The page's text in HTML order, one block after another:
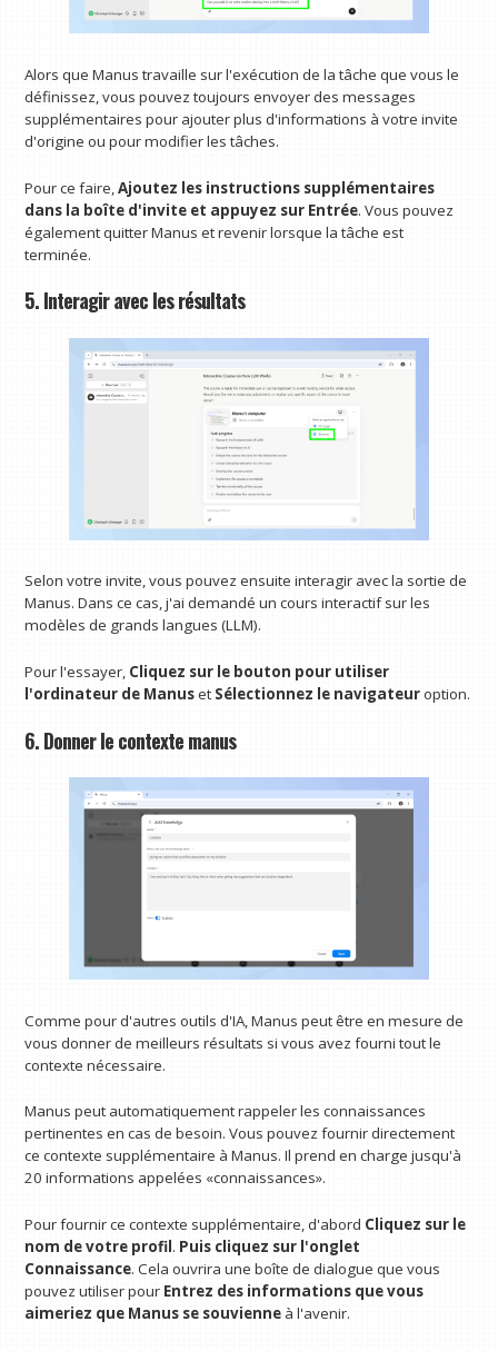
Alors que Manus travaille sur l'exécution de la tâche que vous le
définissez, vous pouvez toujours envoyer des messages
supplémentaires pour ajouter plus d'informations à votre invite
d'origine ou pour modifier les tâches.
Pour ce faire,Ajoutez les instructions supplémentaires
dans la boîte d'invite et appuyez sur Entrée. Vous pouvez
également quitter Manus et revenir lorsque la tâche est
terminée.
5. Interagir avec les résultats
Selon votre invite, vous pouvez ensuite interagir avec la sortie de
Manus. Dans ce cas, j'ai demandé un cours interactif sur les
modèles de grands langues (LLM).
Pour l'essayer, Cliquez sur le bouton pour utiliser
l'ordinateur de Manuset Sélectionnez le navigateuroption.
6. Donner le contexte manus
Comme pour d'autres outils d'IA, Manus peut être en mesure de
vous donner de meilleurs résultats si vous avez fourni tout le
contexte nécessaire.
Manus peut automatiquement rappeler les connaissances
pertinentes en cas de besoin. Vous pouvez fournir directement
ce contexte supplémentaire à Manus. Il prend en charge jusqu'à
20 informations appelées «connaissances».
Pour fournir ce contexte supplémentaire, d'abord Cliquez sur le
nom de votre profil. Puis cliquez sur l'onglet
Connaissance. Cela ouvrira une boîte de dialogue que vous
pouvez utiliser pour Entrez des informations que vous
aimeriez que Manus se souvienne à l'avenir.